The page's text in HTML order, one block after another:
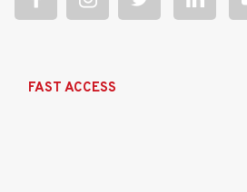
AnaFAST ACCESS